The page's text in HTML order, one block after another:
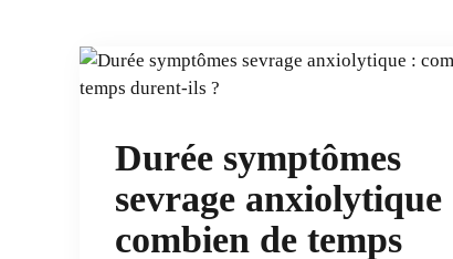
Durée symptômes
sevrage anxiolytique
combien de temps